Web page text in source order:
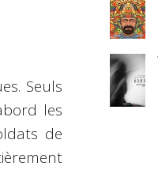
Seuls
les
de